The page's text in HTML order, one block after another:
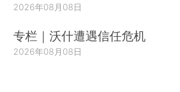
2026年08月08日
专栏｜沃什遭遇信任危机
2026年08月08日